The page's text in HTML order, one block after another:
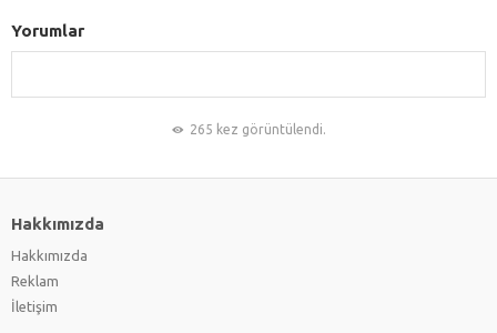
Yorumlar
265 kez görüntülendi.
Hakkımızda
Hakkımızda
Reklam
İletişim